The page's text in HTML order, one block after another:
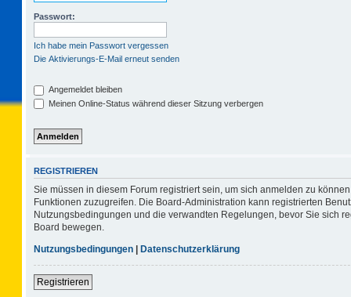
Passwort:
Ich habe mein Passwort vergessen
Die Aktivierungs-E-Mail erneut senden
Angemeldet bleiben
Meinen Online-Status während dieser Sitzung verbergen
REGISTRIEREN
Sie müssen in diesem Forum registriert sein, um sich anmelden zu
Funktionen zuzugreifen. Die Board-Administration kann registrierten
Nutzungsbedingungen und die verwandten Regelungen, bevor Sie sich
Board bewegen.
Nutzungsbedingungen | Datenschutzerklärung
Registrieren